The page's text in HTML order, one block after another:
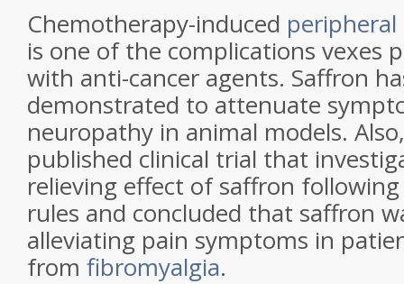
Chemotherapy-induced
is one of the complications vexes
with anti-cancer agents. Saffron
demonstrated to attenuate
neuropathy in animal models.
published clinical trial that
relieving effect of saffron
rules and concluded that saffron
alleviating pain symptoms in
from fibromyalgia.